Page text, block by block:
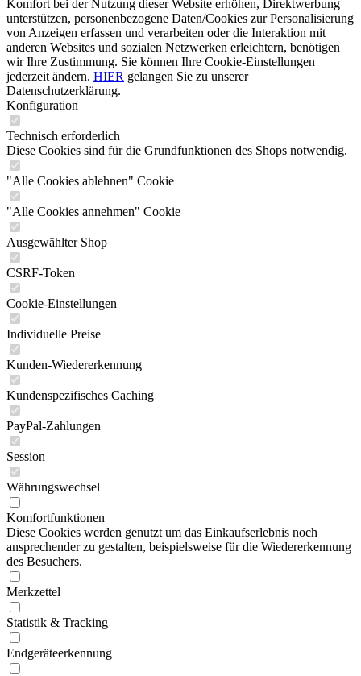
Komfort bei der Nutzung dieser Website erhöhen, Direktwerbung
unterstützen, personenbezogene Daten/Cookies zur Personalisierung
von Anzeigen erfassen und verarbeiten oder die Interaktion mit
anderen Websites und sozialen Netzwerken erleichtern, benötigen
wir Ihre Zustimmung. Sie können Ihre Cookie-Einstellungen
jederzeit ändern. HIER gelangen Sie zu unserer
Datenschutzerklärung.
Konfiguration
Technisch erforderlich
Diese Cookies sind für die Grundfunktionen des Shops notwendig.
"Alle Cookies ablehnen" Cookie
"Alle Cookies annehmen" Cookie
Ausgewählter Shop
CSRF-Token
Cookie-Einstellungen
Individuelle Preise
Kunden-Wiedererkennung
Kundenspezifisches Caching
PayPal-Zahlungen
Session
Währungswechsel
Komfortfunktionen
Diese Cookies werden genutzt um das Einkaufserlebnis noch
ansprechender zu gestalten, beispielsweise für die Wiedererkennung
des Besuchers.
Merkzettel
Statistik & Tracking
Endgeräteerkennung